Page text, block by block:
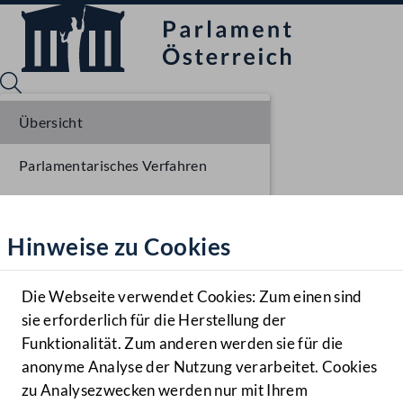
Hilfe
Benutzer
Navigationsmenü öffnen
MENÜ
Hinweise zu Cookies
Die Webseite verwendet Cookies: Zum einen sind
sie erforderlich für die Herstellung der
Funktionalität. Zum anderen werden sie für die
anonyme Analyse der Nutzung verarbeitet. Cookies
zu Analysezwecken werden nur mit Ihrem
Übersicht
Parlamentarisches Verfahren
Liste der Rednerinnen und Redner